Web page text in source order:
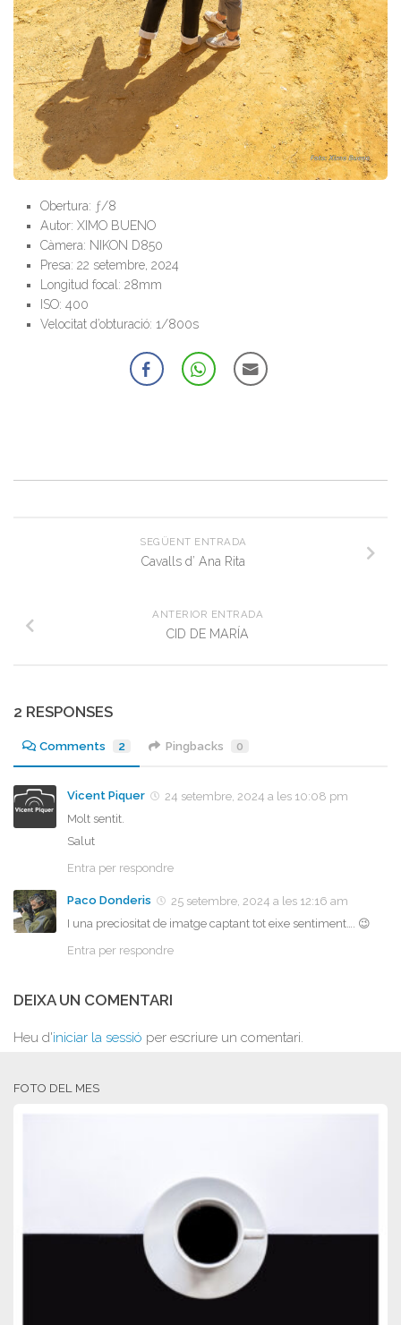
Obertura: ƒ/8
Autor: XIMO BUENO
Càmera: NIKON D850
Presa: 22 setembre, 2024
Longitud focal: 28mm
ISO: 400
Velocitat d’obturació: 1/800s
SEGÜENT ENTRADA
Cavalls d’ Ana Rita
ANTERIOR ENTRADA
CID DE MARÍA
2 RESPONSES
Comments 2 Pingbacks 0
Vicent Piquer
24 setembre, 2024 a les 10:08 pm
Molt sentit.
Salut
Entra per respondre
Paco Donderis
25 setembre, 2024 a les 12:16 am
I una preciositat de imatge captant tot eixe sentiment…. 😉
Entra per respondre
DEIXA UN COMENTARI
Heu d'iniciar la sessió per escriure un comentari.
FOTO DEL MES